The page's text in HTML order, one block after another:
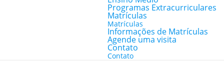
Programas Extracurriculares
Matrículas
Matrículas
Informações de Matrículas
Agende uma visita
Contato
Contato